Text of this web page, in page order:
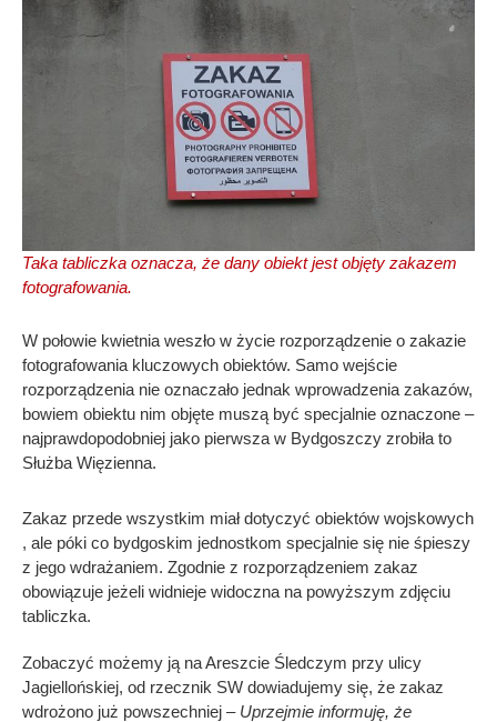
Taka tabliczka oznacza, że dany obiekt jest objęty zakazem
fotografowania.
W połowie kwietnia weszło w życie rozporządzenie o zakazie
fotografowania kluczowych obiektów. Samo wejście
rozporządzenia nie oznaczało jednak wprowadzenia zakazów,
bowiem obiektu nim objęte muszą być specjalnie oznaczone –
najprawdopodobniej jako pierwsza w Bydgoszczy zrobiła to
Służba Więzienna.
Zakaz przede wszystkim miał dotyczyć obiektów wojskowych
, ale póki co bydgoskim jednostkom specjalnie się nie śpieszy
z jego wdrażaniem. Zgodnie z rozporządzeniem zakaz
obowiązuje jeżeli widnieje widoczna na powyższym zdjęciu
tabliczka.
Zobaczyć możemy ją na Areszcie Śledczym przy ulicy
Jagiellońskiej, od rzecznik SW dowiadujemy się, że zakaz
wdrożono już powszechniej – Uprzejmie informuję, że